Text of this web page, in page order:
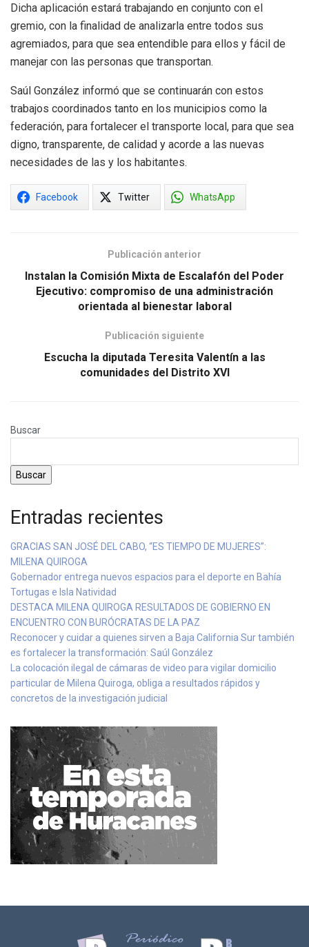
Dicha aplicación estará trabajando en conjunto con el
gremio, con la finalidad de analizarla entre todos sus
agremiados, para que sea entendible para ellos y fácil de
manejar con las personas que transportan.
Saúl González informó que se continuarán con estos
trabajos coordinados tanto en los municipios como la
federación, para fortalecer el transporte local, para que sea
digno, transparente, de calidad y acorde a las nuevas
necesidades de las y los habitantes.
Facebook Twitter WhatsApp
Publicación anterior
Instalan la Comisión Mixta de Escalafón del Poder
Ejecutivo: compromiso de una administración
orientada al bienestar laboral
Publicación siguiente
Escucha la diputada Teresita Valentín a las
comunidades del Distrito XVI
Buscar
Buscar
Entradas recientes
GRACIAS SAN JOSÉ DEL CABO, “ES TIEMPO DE MUJERES”:
MILENA QUIROGA
Gobernador entrega nuevos espacios para el deporte en Bahía
Tortugas e Isla Natividad
DESTACA MILENA QUIROGA RESULTADOS DE GOBIERNO EN
ENCUENTRO CON BURÓCRATAS DE LA PAZ
Reconocer y cuidar a quienes sirven a Baja California Sur también
es fortalecer la transformación: Saúl González
La colocación ilegal de cámaras de video para vigilar domicilio
particular de Milena Quiroga, obliga a resultados rápidos y
concretos de la investigación judicial